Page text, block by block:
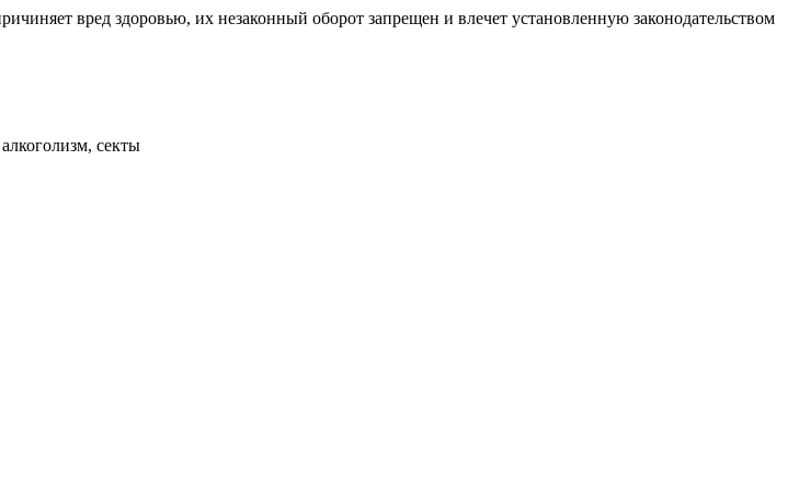
вред здоровью, их незаконный оборот запрещен и влечет установленную законодательством
секты